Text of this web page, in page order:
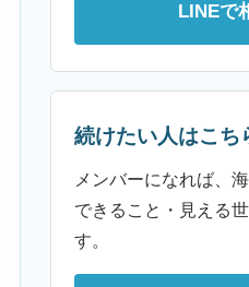
LINEで
続けたい人はこち
メンバーになれば、
できること・見える
す。